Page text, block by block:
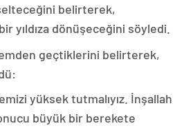
belirterek,
yıldıza dönüşeceğini söyledi.
geçtiklerini belirterek,
yüksek tutmalıyız. İnşallah
büyük bir berekete